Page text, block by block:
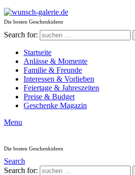
Die besten Geschenkideen
Search for:
Startseite
Anlässe & Momente
Familie & Freunde
Interessen & Vorlieben
Feiertage & Jahreszeiten
Preise & Budget
Geschenke Magazin
Menu
Die besten Geschenkideen
Search
Search for: